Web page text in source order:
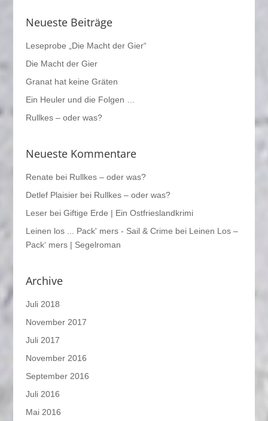
Neueste Beiträge
Leseprobe „Die Macht der Gier“
Die Macht der Gier
Granat hat keine Gräten
Ein Heuler und die Folgen …
Rullkes – oder was?
Neueste Kommentare
Renate bei Rullkes – oder was?
Detlef Plaisierbei Rullkes – oder was?
Leserbei Giftige Erde | Ein Ostfrieslandkrimi
Leinen los ... Pack' mers - Sail & Crime bei Leinen Los –
Pack‘ mers | Segelroman
Archive
Juli 2018
November 2017
Juli 2017
November 2016
September 2016
Juli 2016
Mai 2016